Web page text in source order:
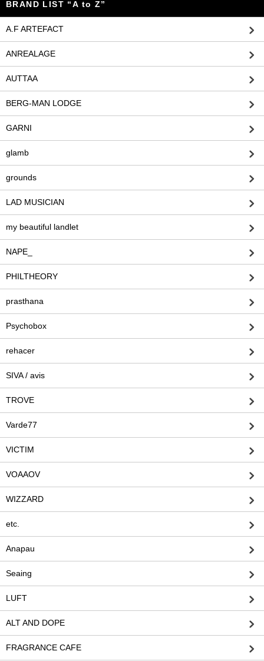
BRAND LIST “A to Z”
A.F ARTEFACT
ANREALAGE
AUTTAA
BERG-MAN LODGE
GARNI
glamb
grounds
LAD MUSICIAN
my beautiful landlet
NAPE_
PHILTHEORY
prasthana
Psychobox
rehacer
SIVA / avis
TROVE
Varde77
VICTIM
VOAAOV
WIZZARD
etc.
Anapau
Seaing
LUFT
ALT AND DOPE
FRAGRANCE CAFE